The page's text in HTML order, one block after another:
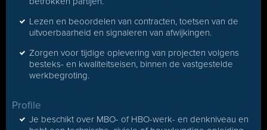
Lezen en beoordelen van contracten, toetsen van de
uitvoerbaarheid en signaleren van afwijkingen.
Zorgen voor tijdige oplevering van projecten volgens
besteks- en kwaliteitseisen, binnen de vastgestelde
werkbegroting.
Profile
Je beschikt over MBO- of HBO-werk- en denkniveau en